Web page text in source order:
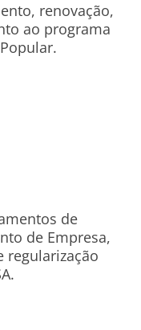
renovação,
ao programa
de
de Empresa,
regularização